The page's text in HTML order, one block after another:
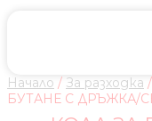
Начало / За разходка /
БУТАНЕ С ДРЪЖКА/